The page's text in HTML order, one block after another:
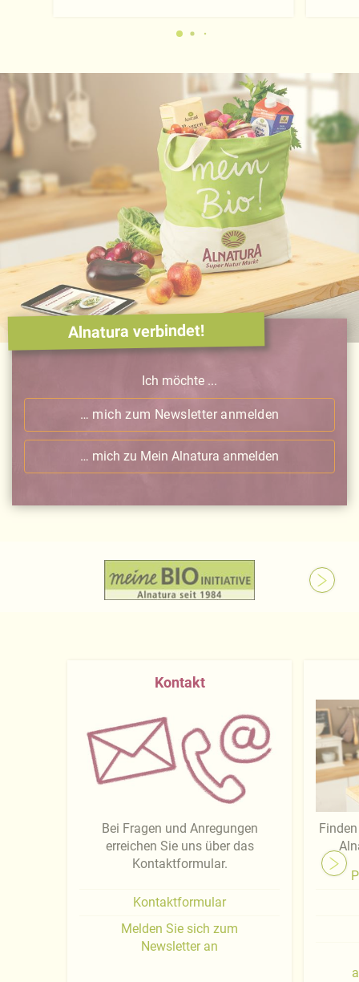
Alnatura verbindet!
Ich möchte ...
… mich zum Newsletter anmelden
… mich zu Mein Alnatura anmelden
Kontakt
Bei Fragen und Anregungen
erreichen Sie uns über das
Kontaktformular.
Kontaktformular
Melden Sie sich zum
Newsletter an